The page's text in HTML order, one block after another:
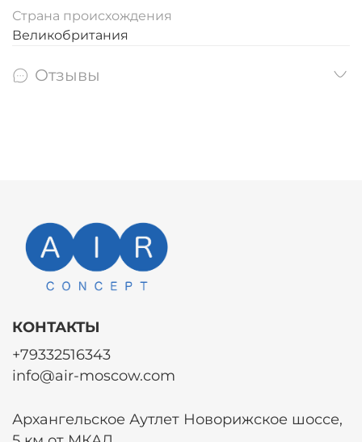
Страна происхождения
Великобритания
Отзывы
КОНТАКТЫ
+79332516343
info@air-moscow.com
Архангельское Аутлет Новорижское шоссе,